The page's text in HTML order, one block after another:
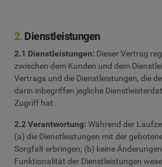
2. Dienstleistungen
2.1 Dienstleistungen: Dieser Vertrag
zwischen dem Kunden und dem
Vertrags und die Dienstleistungen, die
darin inbegriffen jegliche
Zugriff hat.
2.2 Verantwortung: Während der
(a) die Dienstleistungen mit der
Sorgfalt erbringen; (b) keine
Funktionalität der Dienstleistungen